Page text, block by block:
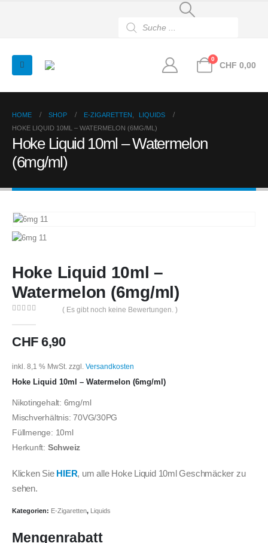
search
0
CHF 0,00
HOME SHOP E-ZIGARETTEN
LIQUIDS
HOKE LIQUID 10ML – WATERMELON (6MG/ML)
Hoke Liquid 10ml – Watermelon
(6mg/ml)
Hoke Liquid 10ml –
Watermelon (6mg/ml)
( Es gibt noch keine Bewertungen. )
CHF6,90
inkl. 8,1 % MwSt. zzgl. Versandkosten
Hoke Liquid 10ml – Watermelon (6mg/ml)
Nikotingehalt: 6mg/ml
Mischverhältnis: 70VG/30PG
Füllmenge: 10ml
Herkunft: Schweiz
Klicken Sie HIER, um alle Hoke Liquid 10ml Geschmäcker zu
sehen.
Kategorien: E-Zigaretten, Liquids
Mengenrabatt